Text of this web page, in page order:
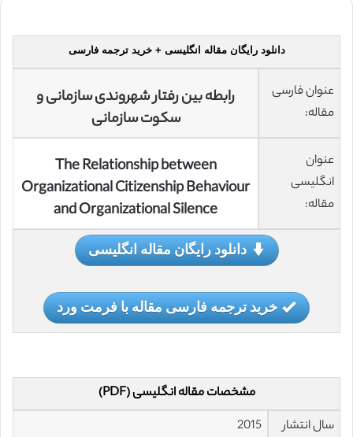
دانلود رایگان مقاله انگلیسی + خرید ترجمه فارسی
عنوان فارسی
مقاله:
رابطه بین رفتار شهروندی سازمانی و
سکوت سازمانی
عنوان
انگلیسی
مقاله:
The Relationship between
Organizational Citizenship Behaviour
and Organizational Silence
دانلود رایگان مقاله انگلیسی
خرید ترجمه فارسی مقاله با فرمت ورد
مشخصات مقاله انگلیسی (PDF)
سال انتشار
2015